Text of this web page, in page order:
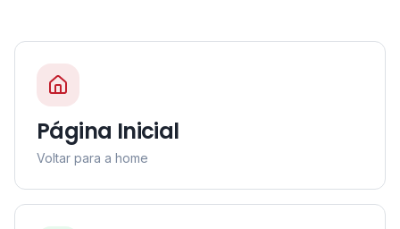
Página Inicial
Voltar para a home